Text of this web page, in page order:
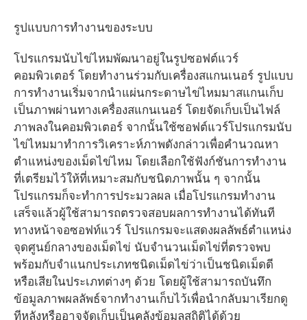
รูปแบบการทำงานของระบบ
โปรแกรมนับไข่ไหมพัฒนาอยู่ในรูปซอฟต์แวร์
คอมพิวเตอร์ โดยทำงานร่วมกับเครื่องสแกนเนอร์ รูปแบบ
การทำงานเริ่มจากนำแผ่นกระดาษไข่ไหมมาสแกนเก็บ
เป็นภาพผ่านทางเครื่องสแกนเนอร์ โดยจัดเก็บเป็นไฟล์
ภาพลงในคอมพิวเตอร์ จากนั้นใช้ซอฟต์แวร์โปรแกรมนับ
ไข่ไหมมาทำการวิเคราะห์ภาพดังกล่าวเพื่อคำนวณหา
ตำแหน่งของเม็ดไข่ไหม โดยเลือกใช้ฟังก์ชันการทำงาน
ที่เตรียมไว้ให้ที่เหมาะสมกับชนิดภาพนั้น ๆ จากนั้น
โปรแกรมก็จะทำการประมวลผล เมื่อโปรแกรมทำงาน
เสร็จแล้วผู้ใช้สามารถตรวจสอบผลการทำงานได้ทันที
ทางหน้าจอซอฟท์แวร์ โปรแกรมจะแสดงผลลัพธ์ตำแหน่ง
จุดศูนย์กลางของเม็ดไข่ นับจำนวนเม็ดไข่ที่ตรวจพบ
พร้อมกับจำแนกประเภทชนิดเม็ดไข่ว่าเป็นชนิดเม็ดดี
หรือเสียในประเภทต่างๆ ด้วย โดยผู้ใช้สามารถบันทึก
ข้อมูลภาพผลลัพธ์จากทำงานเก็บไว้เพื่อนำกลับมาเรียกดู
ทีหลังหรืออาจจัดเก็บเป็นคลังข้อมูลสถิติได้ด้วย